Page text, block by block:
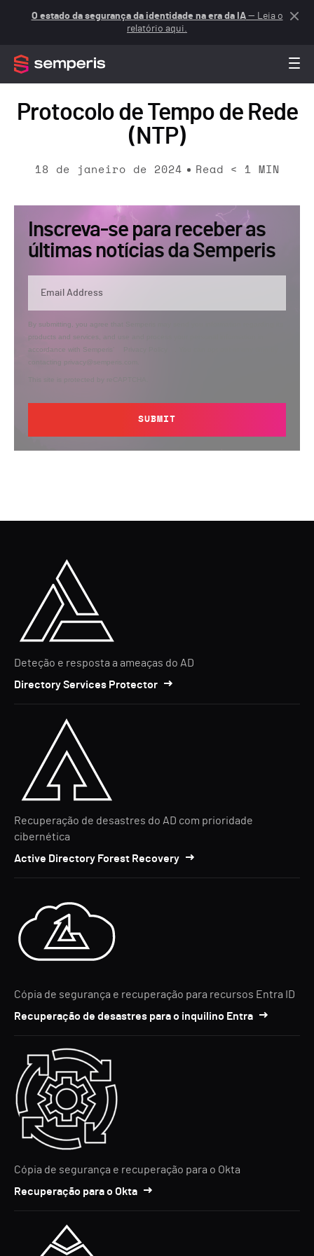
O estado da segurança da identidade na era da IA— Leia o
relatório aqui.
Protocolo de Tempo de Rede
(NTP)
18 de janeiro de 2024 Read < 1 MIN
Inscreva-se para receber as
últimas notícias da Semperis
By submitting, you agree that Semperis may send you information regarding its
products and services, and use and process your personal information in
accordance with Semperis’
contacting privacy@semperis.com.
This site is protected by reCAPTCHA.
SUBMIT
Deteção e resposta a ameaças do AD
Directory Services Protector
Recuperação de desastres do AD com prioridade
cibernética
Active Directory Forest Recovery
Cópia de segurança e recuperação para recursos Entra ID
Recuperação de desastres para o inquilino Entra
Cópia de segurança e recuperação para o Okta
Recuperação para o Okta